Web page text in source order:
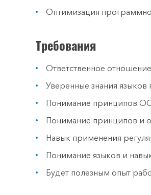
Оптимизация
Требования
Ответственное
Уверенные знания
Понимание принципов
Понимание принципов и
Навык применения
Понимание языков и
Будет полезным опыт